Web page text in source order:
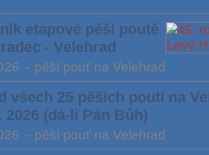
etapové pěší poutě
- Velehrad
- pěší pouť na Velehrad
všech 25 pěších poutí na
2026 (dá-li Pán Bůh)
- pěší pouť na Velehrad